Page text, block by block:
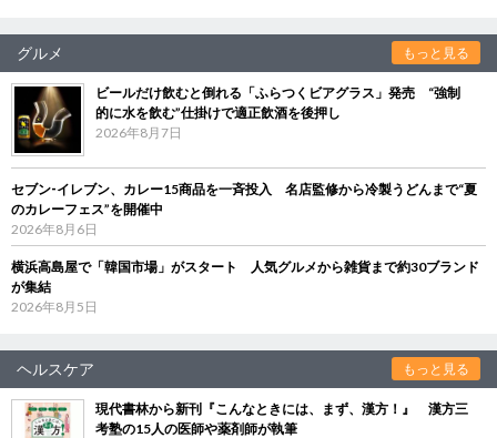
グルメ もっと見る
ビールだけ飲むと倒れる「ふらつくビアグラス」発売 “強制
的に水を飲む”仕掛けで適正飲酒を後押し
2026年8月7日
セブン‐イレブン、カレー15商品を一斉投入 名店監修から冷製うどんまで“夏
のカレーフェス”を開催中
2026年8月6日
横浜高島屋で「韓国市場」がスタート 人気グルメから雑貨まで約30ブランド
が集結
2026年8月5日
ヘルスケア もっと見る
現代書林から新刊『こんなときには、まず、漢方！』 漢方三
考塾の15人の医師や薬剤師が執筆